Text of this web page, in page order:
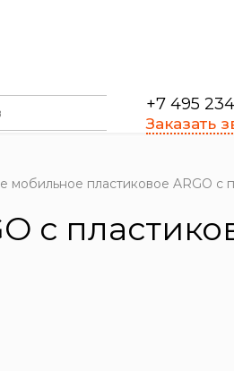
+7 495
Заказать
мобильное пластиковое ARGO с
с